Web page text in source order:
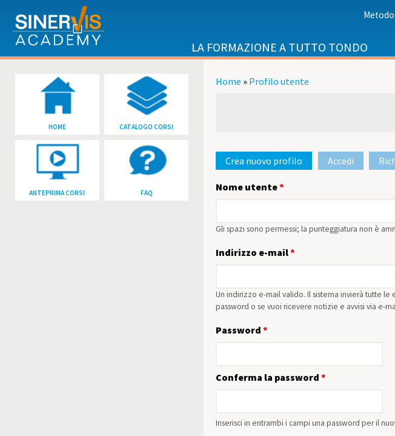
Salta al contenuto principale
LA FORMAZIONE A TUTTO TONDO
HOME CATALOGO CORSI
ANTEPRIMA CORSI FAQ
Home » Profilo utente
Schede primarie
Crea nuovo profilo (scheda attiva)
Accedi
Nome utente*
Gli spazi sono permessi; la punteggiatura non è
Indirizzo e-mail*
Un indirizzo e-mail valido. Il sistema invierà tutte
password o se vuoi ricevere notizie e avvisi via e-
Password*
Conferma la password*
Inserisci in entrambi i campi una password per il